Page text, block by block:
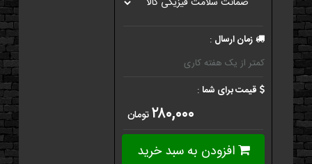
زمان ارسال :
کمتر از یک هفته کاری
قیمت برای شما:
۲۸۰,۰۰۰تومان
افزودن به سبد خرید